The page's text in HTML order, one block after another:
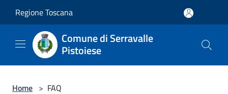
Regione Toscana
Comune di Serravalle
Pistoiese
Home > FAQ